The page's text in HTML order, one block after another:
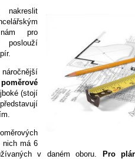
nakreslit
pro
poslouží
poměrové
(stojí
nich má 6
v daném oboru.
Pro